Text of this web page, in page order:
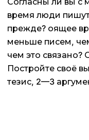
время люди
прежде? оящее
меньше писем,
чем это связано?
Постройте своё
тезис, 2—3